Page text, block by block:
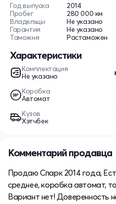
Год выпуска
2014
Пробег
280 000 км
Владельцы
Не указано
Гарантия
Не указано
Таможня
Растаможен
Характеристики
Комплектация
Не указано
Коробка
Автомат
Кузов
Хэтчбек
Комментарий продавца
Продаю Спарк 2014 года,
среднее, коробка автомат,
Вариант нет! Доверенность